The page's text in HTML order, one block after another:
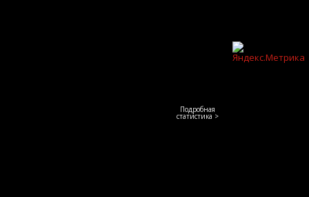
Подробная
статистика >